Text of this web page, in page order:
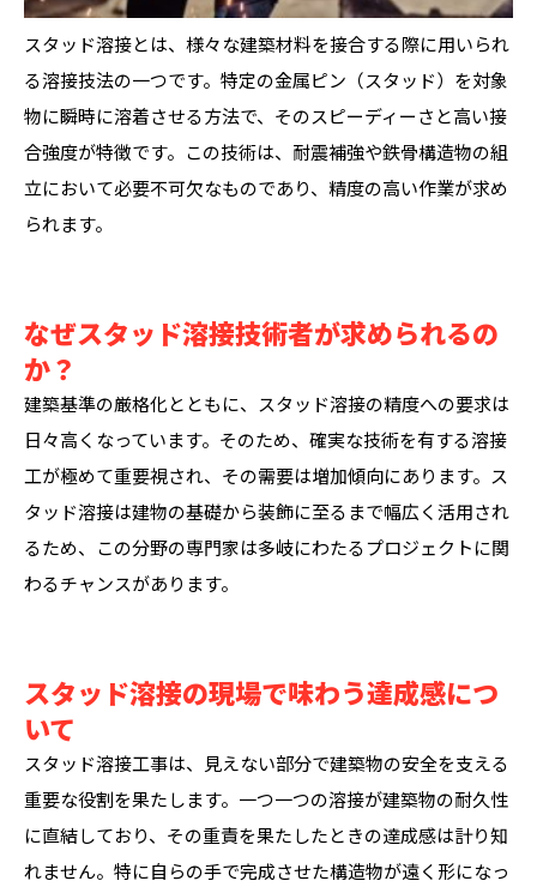
スタッド溶接とは、様々な建築材料を接合する際に用いられ
る溶接技法の一つです。特定の金属ピン（スタッド）を対象
物に瞬時に溶着させる方法で、そのスピーディーさと高い接
合強度が特徴です。この技術は、耐震補強や鉄骨構造物の組
立において必要不可欠なものであり、精度の高い作業が求め
られます。
なぜスタッド溶接技術者が求められるの
か？
建築基準の厳格化とともに、スタッド溶接の精度への要求は
日々高くなっています。そのため、確実な技術を有する溶接
工が極めて重要視され、その需要は増加傾向にあります。ス
タッド溶接は建物の基礎から装飾に至るまで幅広く活用され
るため、この分野の専門家は多岐にわたるプロジェクトに関
わるチャンスがあります。
スタッド溶接の現場で味わう達成感につ
いて
スタッド溶接工事は、見えない部分で建築物の安全を支える
重要な役割を果たします。一つ一つの溶接が建築物の耐久性
に直結しており、その重責を果たしたときの達成感は計り知
れません。特に自らの手で完成させた構造物が遠く形になっ